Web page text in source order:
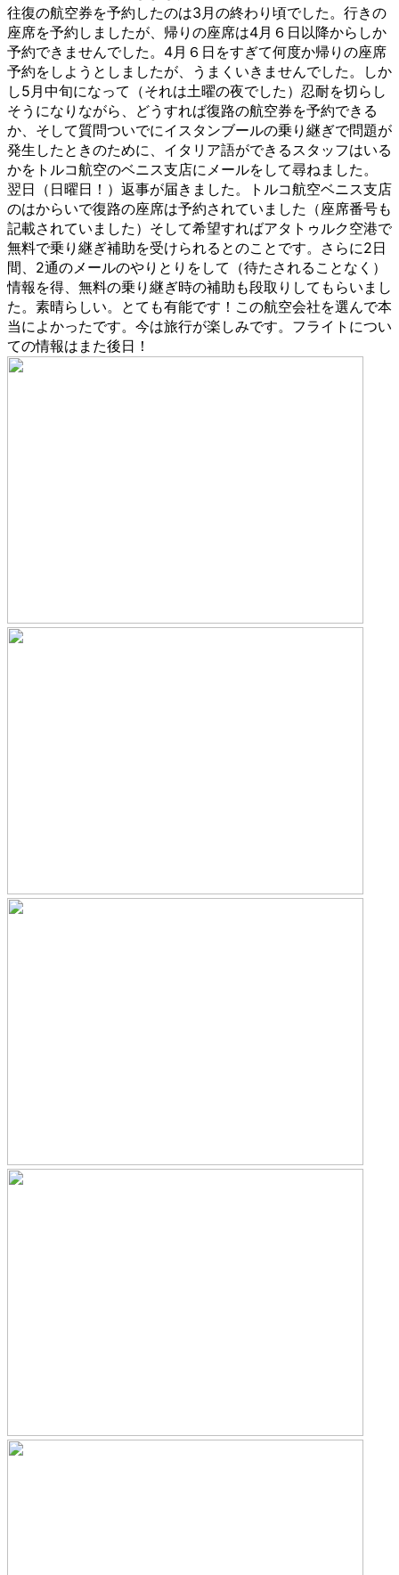
往復の航空券を予約したのは3月の終わり頃でした。行きの
座席を予約しましたが、帰りの座席は4月６日以降からしか
予約できませんでした。4月６日をすぎて何度か帰りの座席
予約をしようとしましたが、うまくいきませんでした。しか
し5月中旬になって（それは土曜の夜でした）忍耐を切らし
そうになりながら、どうすれば復路の航空券を予約できる
か、そして質問ついでにイスタンブールの乗り継ぎで問題が
発生したときのために、イタリア語ができるスタッフはいる
かをトルコ航空のベニス支店にメールをして尋ねました。
翌日（日曜日！）返事が届きました。トルコ航空ベニス支店
のはからいで復路の座席は予約されていました（座席番号も
記載されていました）そして希望すればアタトゥルク空港で
無料で乗り継ぎ補助を受けられるとのことです。さらに2日
間、2通のメールのやりとりをして（待たされることなく）
情報を得、無料の乗り継ぎ時の補助も段取りしてもらいまし
た。素晴らしい。とても有能です！この航空会社を選んで本
当によかったです。今は旅行が楽しみです。フライトについ
ての情報はまた後日！